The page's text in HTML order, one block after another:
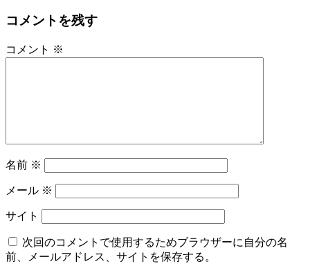
コメントを残す
コメント ※
名前 ※
メール ※
サイト
次回のコメントで使用するためブラウザーに自分の名
前、メールアドレス、サイトを保存する。